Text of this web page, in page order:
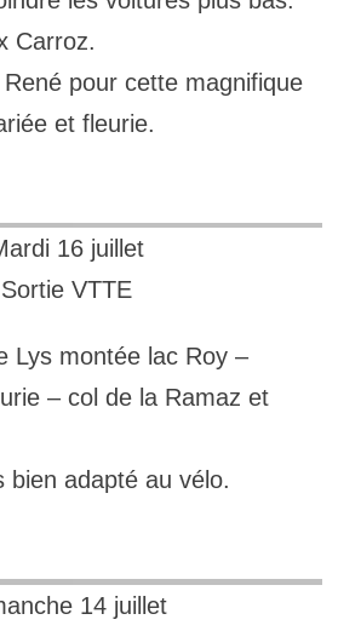
Carroz.
pour cette magnifique
et fleurie.
16 juillet
Sortie VTTE
Lys montée lac Roy –
– col de la Ramaz et
bien adapté au vélo.
14 juillet